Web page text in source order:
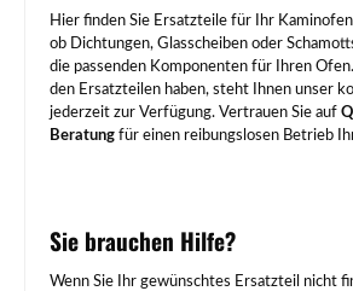
Hier finden Sie Ersatzteile für Ihr
ob Dichtungen, Glasscheiben oder
die passenden Komponenten für Ihren Ofen.
den Ersatzteilen haben, steht Ihnen unser
jederzeit zur Verfügung. Vertrauen Sie auf
Beratung für einen reibungslosen Betrieb
Sie brauchen Hilfe?
Wenn Sie Ihr gewünschtes Ersatzteil nicht